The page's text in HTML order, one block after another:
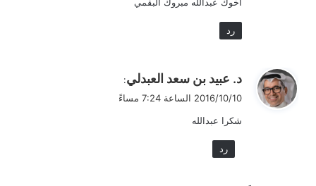
اخوك عبدالله مبروك البقمي
رد
ي
ق
ل
د. عبيد بن سعد العبدلي:
2016/10/10 الساعة 7:24 مساءً
شكرا عبدالله
رد